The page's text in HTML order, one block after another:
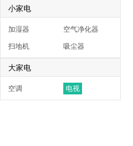
小家电
加湿器 空气净化器
扫地机 吸尘器
大家电
空调 电视